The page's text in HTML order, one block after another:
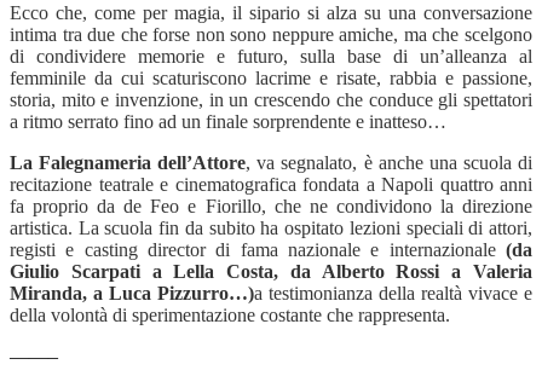
Ecco che, come per magia, il sipario si alza su una conversazione
intima tra due che forse non sono neppure amiche, ma che scelgono
di condividere memorie e futuro, sulla base di un’alleanza al
femminile da cui scaturiscono lacrime e risate, rabbia e passione,
storia, mito e invenzione, in un crescendo che conduce gli spettatori
a ritmo serrato fino ad un finale sorprendente e inatteso…
La Falegnameria dell’Attore, va segnalato, è anche una scuola di
recitazione teatrale e cinematografica fondata a Napoli quattro anni
fa proprio da de Feo e Fiorillo, che ne condividono la direzione
artistica. La scuola fin da subito ha ospitato lezioni speciali di attori,
registi e casting director di fama nazionale e internazionale (da
Giulio Scarpati a Lella Costa, da Alberto Rossi a Valeria
Miranda, a Luca Pizzurro…)a testimonianza della realtà vivace e
della volontà di sperimentazione costante che rappresenta.
——–